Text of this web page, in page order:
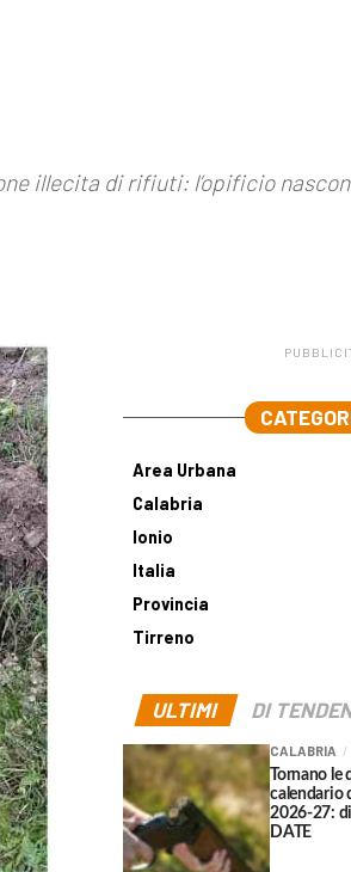
illecita di rifiuti: l’opificio
Area Urbana
Calabria
Ionio
Italia
Provincia
Tirreno
ULTIMI DI
CALABRIA
Tornano
calendario
2026-27:
DATE